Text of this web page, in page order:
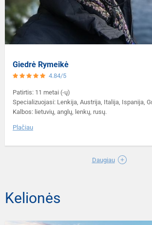
Giedrė Rymeikė
4.84/5
Patirtis: 11 metai (-ų)
Specializuojasi: Lenkija, Austrija, Italija, Ispanija,
Kalbos: lietuvių, anglų, lenkų, rusų.
Plačiau
Daugiau
Kelionės